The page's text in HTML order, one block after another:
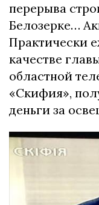
перерыва
Белозерке…
Практически
качестве
областной
«Скифия»,
деньги за